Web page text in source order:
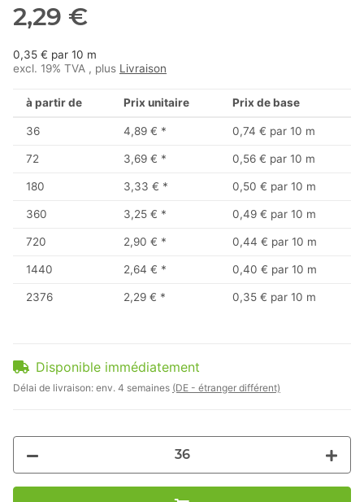
2,29 €
0,35 € par 10 m
excl. 19% TVA , plus Livraison
à partir de Prix unitaire Prix de base
36 4,89 € * 0,74 € par 10 m
72 3,69 € * 0,56 € par 10 m
180 3,33 € * 0,50 € par 10 m
360 3,25 € * 0,49 € par 10 m
720 2,90 € * 0,44 € par 10 m
1440 2,64 € * 0,40 € par 10 m
2376 2,29 € * 0,35 € par 10 m
Disponible immédiatement
Délai de livraison: env. 4 semaines (DE - étranger différent)